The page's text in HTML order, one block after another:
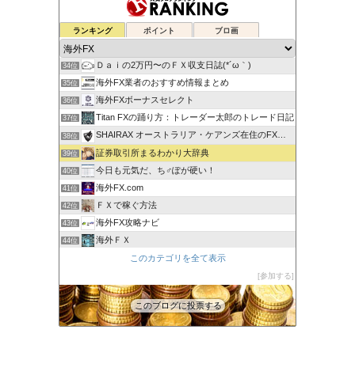
ランキング ポイント ブロ画
32位 ゆるゆる兼業投資家Vtuber編
33位
34位 Ｄａｉの2万円〜のＦＸ収支日誌(*´ω｀)
35位 海外FX業者のおすすめ情報まとめ
36位 海外FXボーナスセレクト
37位 Titan FXの踊り方：トレーダー太郎のトレード日記
38位 SHAIRAX オーストラリア・ケアンズ在住のFXトレーダー
39位 証券取引所まるわかり大辞典
40位 今日も元気だ、ち♂ぽが硬い！
41位 海外FX.com
42位 ＦＸで稼ぐ方法
43位 海外FX攻略ナビ
44位 海外ＦＸ
XM口座開設方法2022
FXの自動売買(EA)は本当に勝てるのか検証してみた
このカテゴリを全て表示
参加する
このブログに投票する